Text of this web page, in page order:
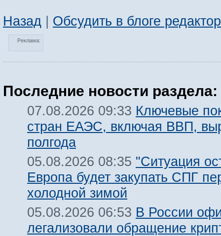
Назад | Обсудить в блоге
Реклама:
Последние новости раздела:
07.08.2026 09:33 Ключевые
стран ЕАЭС, включая ВВП,
полгода
05.08.2026 08:35 "Ситуация
Европа будет закупать СПГ
холодной зимой
05.08.2026 06:53 В России
легализовали обращение